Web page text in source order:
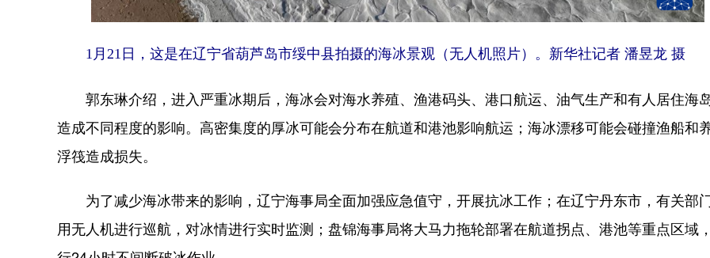
1月21日，这是在辽宁省葫芦岛市绥中县拍摄的海冰景观（无人机照片）。新华社记者 潘昱龙 摄
郭东琳介绍，进入严重冰期后，海冰会对海水养殖、渔港码头、港口航运、油气生产和有人居住海
造成不同程度的影响。高密集度的厚冰可能会分布在航道和港池影响航运；海冰漂移可能会碰撞渔船和
浮筏造成损失。
为了减少海冰带来的影响，辽宁海事局全面加强应急值守，开展抗冰工作；在辽宁丹东市，有关部
用无人机进行巡航，对冰情进行实时监测；盘锦海事局将大马力拖轮部署在航道拐点、港池等重点区域